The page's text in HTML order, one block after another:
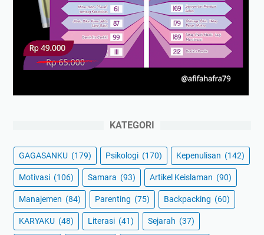
KATEGORI
GAGASANKU (179) Psikologi (170) Kepenulisan (142)
Motivasi (106) Samara (93) Artikel Keislaman (90)
Manajemen (84) Parenting (75) Backpacking (60)
KARYAKU (48) Literasi (41) Sejarah (37)